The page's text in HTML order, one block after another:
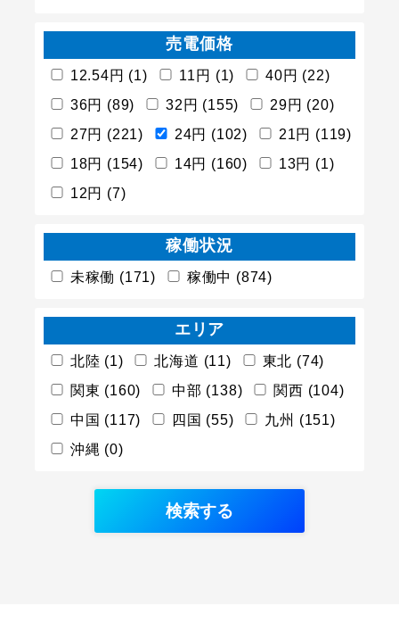
売電価格
12.54円 (1) 11円 (1)
40円 (22)
36円 (89)
32円 (155)
29円 (20)
27円 (221)
24円 (102)
21円 (119)
18円 (154)
14円 (160)
13円 (1)
12円 (7)
稼働状況
未稼働 (171) 稼働中 (874)
エリア
北陸 (1) 北海道 (11)
東北 (74)
関東 (160)
中部 (138)
関西 (104)
中国 (117)
四国 (55)
九州 (151)
沖縄 (0)